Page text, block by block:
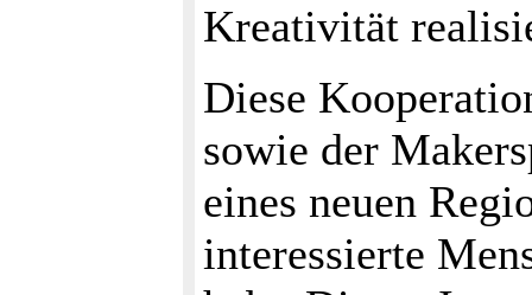
Kreativität
Diese
sowie der
eines neuen
interessierte